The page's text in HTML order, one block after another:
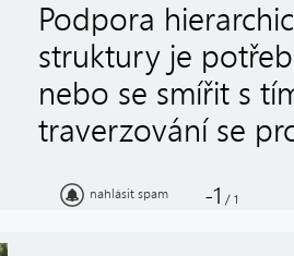
Podpora
struktury je
nebo se smířit s
traverzování se
nahlásit spam -1 / 1